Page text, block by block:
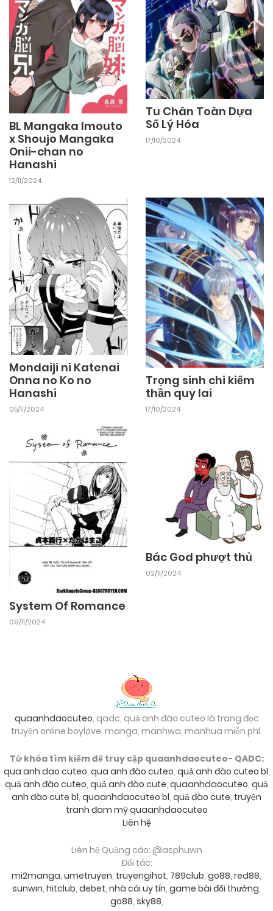
BL Mangaka Imouto
x Shoujo Mangaka
Onii-chan no
Hanashi
12/11/2024
Tu Chân Toàn Dựa
Số Lý Hóa
17/10/2024
Mondaiji ni Katenai
Onna no Ko no
Hanashi
05/11/2024
Trọng sinh chi kiếm
thần quy lai
17/10/2024
System Of Romance
09/11/2024
Bác God phượt thủ
02/11/2024
quaanhdaocuteo, qadc, quả anh đào cuteo là trang đọc
truyện online boylove, manga, manhwa, manhua miễn phí.
Từ khóa tìm kiếm để truy cập quaanhdaocuteo- QADC:
qua anh dao cuteo, qua anh đào cuteo, quả anh đào cuteo bl,
quả anh đào cuteo, quả anh đào cute, quaanhdaocuteo, quả
anh đào cute bl, quaanhdaocuteo bl, quả đào cute, truyện
tranh đam mỹ quaanhdaocuteo
Liên hệ
Liên hệ Quảng cáo: @asphuwn
Đối tác:
mi2manga, umetruyen, truyengihot, 789club, go88, red88,
sunwin, hitclub, debet, nhà cái uy tín, game bài đổi thưởng,
go88, sky88,